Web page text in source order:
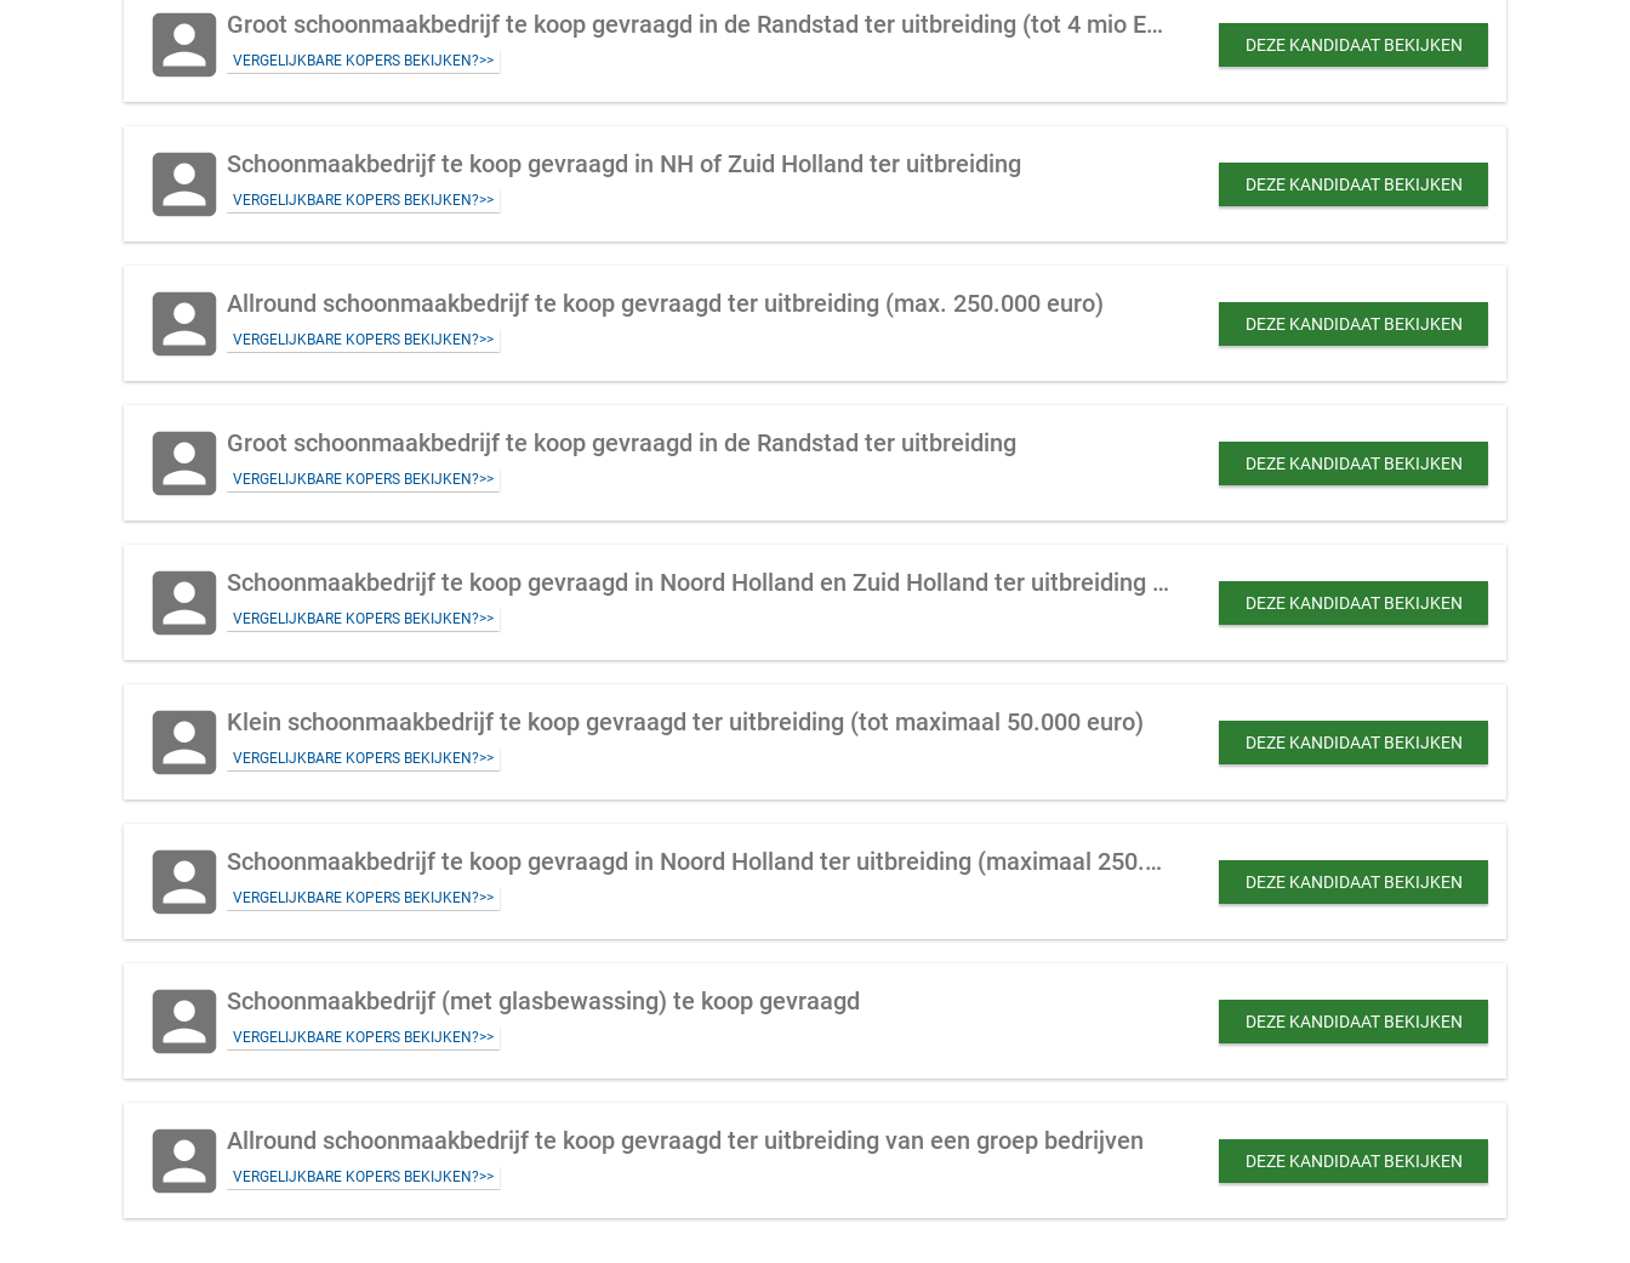
account_box Groot schoonmaakbedrijf te koop gevraagd in de Randstad ter uitbreiding (tot 4 mio Euro overnamesom)
VERGELIJKBARE KOPERS BEKIJKEN?>>
DEZE KANDIDAAT BEKIJKEN
account_box Schoonmaakbedrijf te koop gevraagd in NH of Zuid Holland ter uitbreiding
VERGELIJKBARE KOPERS BEKIJKEN?>>
DEZE KANDIDAAT BEKIJKEN
account_box Allround schoonmaakbedrijf te koop gevraagd ter uitbreiding (max. 250.000 euro)
VERGELIJKBARE KOPERS BEKIJKEN?>>
DEZE KANDIDAAT BEKIJKEN
account_box Groot schoonmaakbedrijf te koop gevraagd in de Randstad ter uitbreiding
VERGELIJKBARE KOPERS BEKIJKEN?>>
DEZE KANDIDAAT BEKIJKEN
account_box Schoonmaakbedrijf te koop gevraagd in Noord Holland en Zuid Holland ter uitbreiding tot maximaal 2 mio euro
VERGELIJKBARE KOPERS BEKIJKEN?>>
DEZE KANDIDAAT BEKIJKEN
account_box Klein schoonmaakbedrijf te koop gevraagd ter uitbreiding (tot maximaal 50.000 euro)
VERGELIJKBARE KOPERS BEKIJKEN?>>
DEZE KANDIDAAT BEKIJKEN
account_box Schoonmaakbedrijf te koop gevraagd in Noord Holland ter uitbreiding (maximaal 250.000 euro)
VERGELIJKBARE KOPERS BEKIJKEN?>>
DEZE KANDIDAAT BEKIJKEN
account_box Schoonmaakbedrijf (met glasbewassing) te koop gevraagd
VERGELIJKBARE KOPERS BEKIJKEN?>>
DEZE KANDIDAAT BEKIJKEN
account_box Allround schoonmaakbedrijf te koop gevraagd ter uitbreiding van een groep bedrijven
VERGELIJKBARE KOPERS BEKIJKEN?>>
DEZE KANDIDAAT BEKIJKEN